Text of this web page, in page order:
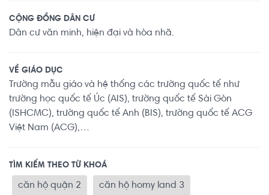
CỘNG ĐỒNG DÂN CƯ
Dân cư văn minh, hiện đại và hòa nhã.
VỀ GIÁO DỤC
Trường mẫu giáo và hệ thống các trường quốc tế như
trường học quốc tế Úc (AIS), trường quốc tế Sài Gòn
(ISHCMC), trường quốc tế Anh (BIS), trường quốc tế ACG
Việt Nam (ACG),…
TÌM KIẾM THEO TỪ KHOÁ
căn hộ quận 2 căn hộ homy land 3